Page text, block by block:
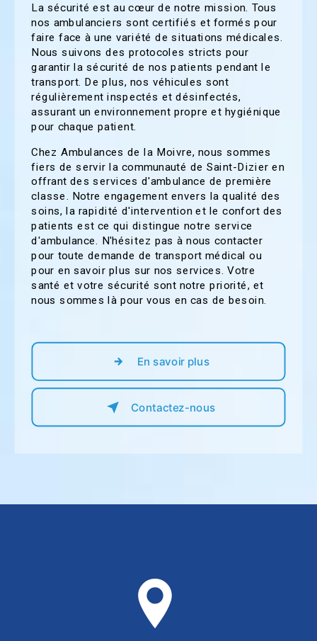
La sécurité est au cœur de notre mission. Tous
nos ambulanciers sont certifiés et formés pour
faire face à une variété de situations médicales.
Nous suivons des protocoles stricts pour
garantir la sécurité de nos patients pendant le
transport. De plus, nos véhicules sont
régulièrement inspectés et désinfectés,
assurant un environnement propre et hygiénique
pour chaque patient.
Chez Ambulances de la Moivre, nous sommes
fiers de servir la communauté de Saint-Dizier en
offrant des services d'ambulance de première
classe. Notre engagement envers la qualité des
soins, la rapidité d'intervention et le confort des
patients est ce qui distingue notre service
d'ambulance. N'hésitez pas à nous contacter
pour toute demande de transport médical ou
pour en savoir plus sur nos services. Votre
santé et votre sécurité sont notre priorité, et
nous sommes là pour vous en cas de besoin.
En savoir plus
Contactez-nous